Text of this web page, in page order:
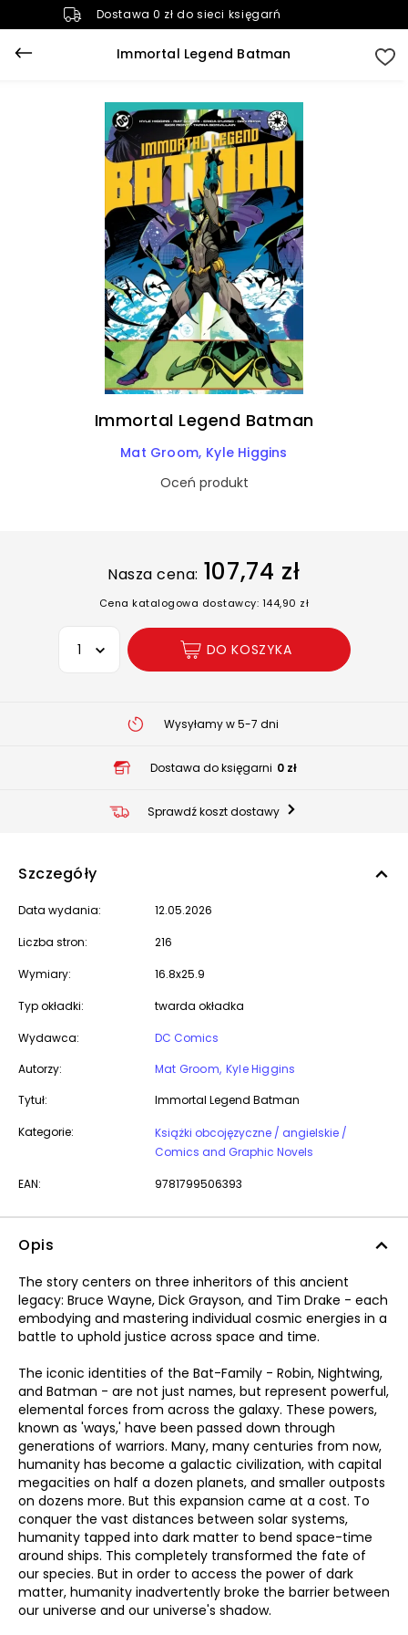
Dostawa 0 zł do sieci księgarń
Immortal Legend Batman
Immortal Legend Batman
Mat Groom Kyle Higgins
Oceń produkt
Nasza cena: 107,74 zł
Cena katalogowa dostawcy: 144,90 zł
Wybierz opcję
DO KOSZYKA
Wysyłamy w 5-7 dni
Dostawa do księgarni 0 zł
Sprawdź koszt dostawy
Szczegóły
Data wydania: 12.05.2026
Liczba stron: 216
Wymiary: 16.8x25.9
Typ okładki: twarda okładka
Wydawca:
DC Comics
Autorzy:
Mat Groom Kyle Higgins
Tytuł:
Immortal Legend Batman
Kategorie:
Książki obcojęzyczne / angielskie /
Comics and Graphic Novels
EAN: 9781799506393
Opis
The story centers on three inheritors of this ancient
legacy: Bruce Wayne, Dick Grayson, and Tim Drake - each
embodying and mastering individual cosmic energies in a
battle to uphold justice across space and time.
The iconic identities of the Bat-Family - Robin, Nightwing,
and Batman - are not just names, but represent powerful,
elemental forces from across the galaxy. These powers,
known as 'ways,' have been passed down through
generations of warriors. Many, many centuries from now,
humanity has become a galactic civilization, with capital
megacities on half a dozen planets, and smaller outposts
on dozens more. But this expansion came at a cost. To
conquer the vast distances between solar systems,
humanity tapped into dark matter to bend space-time
around ships. This completely transformed the fate of
our species. But in order to access the power of dark
matter, humanity inadvertently broke the barrier between
our universe and our universe's shadow.